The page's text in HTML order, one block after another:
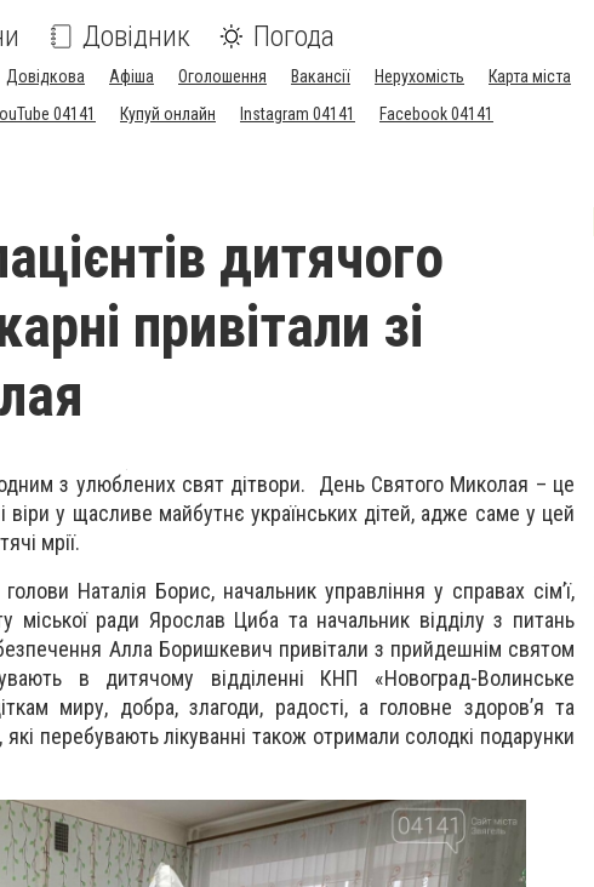
Довідник Погода
Довідкова Афіша Оголошення Вакансії Нерухомість
Карта міста
04141 Купуй онлайн Instagram 04141 Facebook 04141
дитячого
привітали зі
з улюблених свят дітвори. День Святого Миколая – це
віри у щасливе майбутнє українських дітей, адже саме у цей
мрії.
Наталія Борис, начальник управління у справах сім’ї,
міської ради Ярослав Циба та начальник відділу з питань
Алла Боришкевич привітали з прийдешнім святом
в дитячому відділенні КНП «Новоград-Волинське
миру, добра, злагоди, радості, а головне здоров’я та
перебувають лікуванні також отримали солодкі подарунки